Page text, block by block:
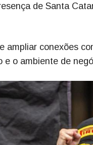
de Santa
ampliar conexões
o ambiente de